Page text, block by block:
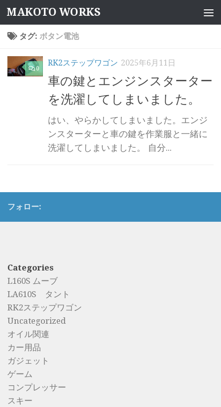
コンテンツへスキップ
MAKOTO WORKS
タグ: ボタン電池
0
RK2ステップワゴン 2025年6月11日
車の鍵とエンジンスターター
を洗濯してしまいました。
はい、やらかしてしまいました。エンジ
ンスターターと車の鍵を作業服と一緒に
洗濯してしまいました。 自分...
フォロー:
Categories
L160S ムーブ
LA610S タント
RK2ステップワゴン
Uncategorized
オイル関連
カー用品
ガジェット
ゲーム
コンプレッサー
スキー